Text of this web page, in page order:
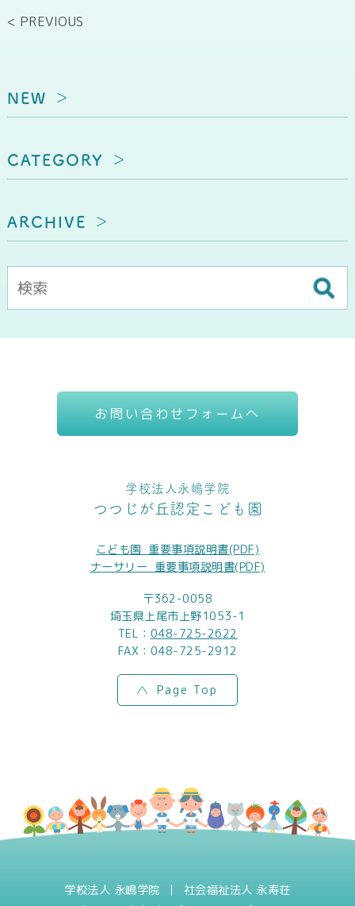
< PREVIOUS
NEW
CATEGORY
ARCHIVE
お問い合わせフォームへ
学校法人永嶋学院
つつじが丘認定こども園
こども園_重要事項説明書(PDF)
ナーサリー_重要事項説明書(PDF)
〒362-0058
埼玉県上尾市上野1053-1
TEL： 048-725-2622
FAX：048-725-2912
Page Top
学校法人 永嶋学院
社会福祉法人 永寿荘